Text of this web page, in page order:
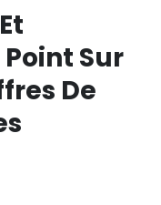
Point Sur
De